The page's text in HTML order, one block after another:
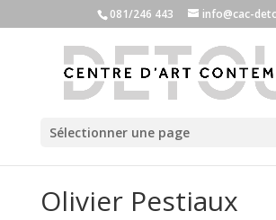
081/246 443 info@cac-
Sélectionner une page
Olivier Pestiaux